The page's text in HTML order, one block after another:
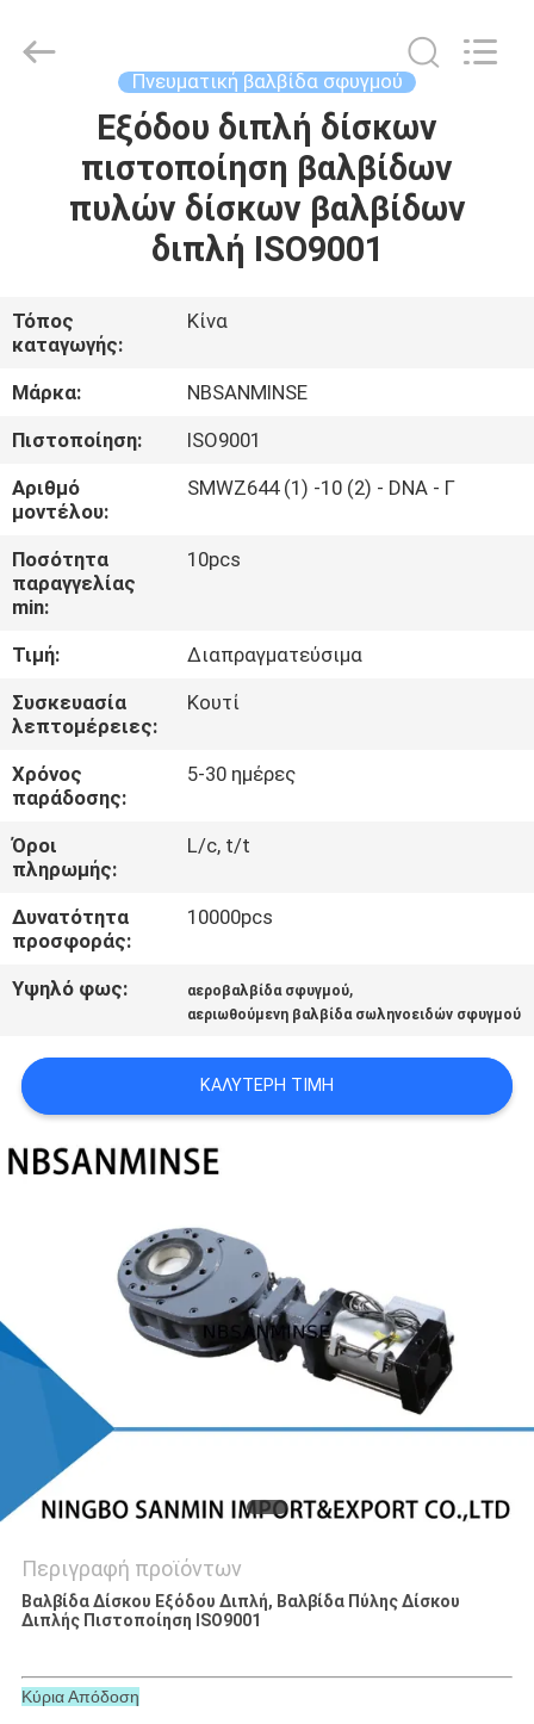
ΠΡΟΪΌΝΤΑ
ΕΜΕΊΣ
ΓΎΡΟΣ
ΕΡΓΟΣΤΑΣΊΩΝ
ΠΟΙΟΤΙΚΌΣ
ΈΛΕΓΧΟΣ
ΕΛΆΤΕ
ΣΕ
ΕΠΑΦΉ
ΜΕ
ΕΙΔΉΣΕΙΣ
ΖΗΤΉΣΤΕ
ΈΝΑ
ΑΠΌΣΠΑΣΜΑ
SITEMAP
ΠΟΛΙΤΙΚΉ
ΑΠΟΡΡΉΤΟΥ
Export
Πνευματική βαλβίδα σφυγμού
Εξόδου διπλή δίσκων
πιστοποίηση βαλβίδων
πυλών δίσκων βαλβίδων
διπλή ISO9001
Τόπος
καταγωγής:
Κίνα
Μάρκα:
NBSANMINSE
Πιστοποίηση:
ISO9001
Αριθμό
μοντέλου:
SMWZ644 (1) -10 (2) - DNA - Γ
Ποσότητα
παραγγελίας
min:
10pcs
Τιμή:
Διαπραγματεύσιμα
Συσκευασία
λεπτομέρειες:
Κουτί
Χρόνος
παράδοσης:
5-30 ημέρες
Όροι
πληρωμής:
L/c, t/t
Δυνατότητα
προσφοράς:
10000pcs
Υψηλό φως: αεροβαλβίδα σφυγμού,
αεριωθούμενη βαλβίδα σωληνοειδών σφυγμού
ΚΑΛΎΤΕΡΗ ΤΙΜΉ
Περιγραφή προϊόντων
Βαλβίδα Δίσκου Εξόδου Διπλή, Βαλβίδα Πύλης Δίσκου
Διπλής Πιστοποίηση ISO9001
Κύρια Απόδοση